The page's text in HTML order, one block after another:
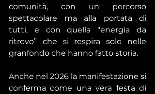
comunità, con un percorso
spettacolare ma alla portata di
tutti, e con quella “energia da
ritrovo” che si respira solo nelle
granfondo che hanno fatto storia.
Anche nel 2026 la manifestazione si
conferma come una vera festa di